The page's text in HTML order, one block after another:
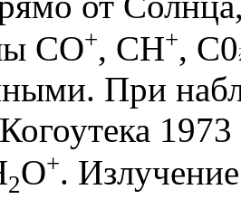
СО+, CH+, C0
При
2O+.